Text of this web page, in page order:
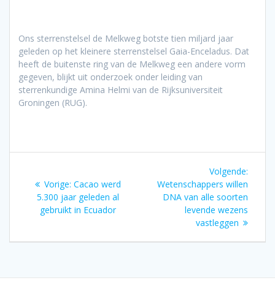
Ons sterrenstelsel de Melkweg botste tien miljard jaar
geleden op het kleinere sterrenstelsel Gaia-Enceladus. Dat
heeft de buitenste ring van de Melkweg een andere vorm
gegeven, blijkt uit onderzoek onder leiding van
sterrenkundige Amina Helmi van de Rijksuniversiteit
Groningen (RUG).
navigatie
Vorige: Vorig
bericht:
Cacao werd
5.300 jaar geleden al
gebruikt in Ecuador
Volgende:
Wetenschappers willen
DNA van alle soorten
levende wezens
vastleggen